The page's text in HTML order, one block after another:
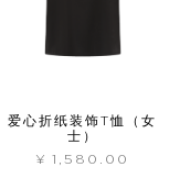
爱心折纸装饰T恤（女
士）
¥ 1,580.00